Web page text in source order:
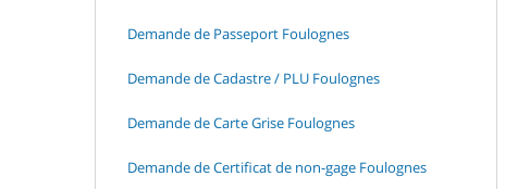
Demande de Passeport Foulognes
Demande de Cadastre / PLU Foulognes
Demande de Carte Grise Foulognes
Demande de Certificat de non-gage Foulognes